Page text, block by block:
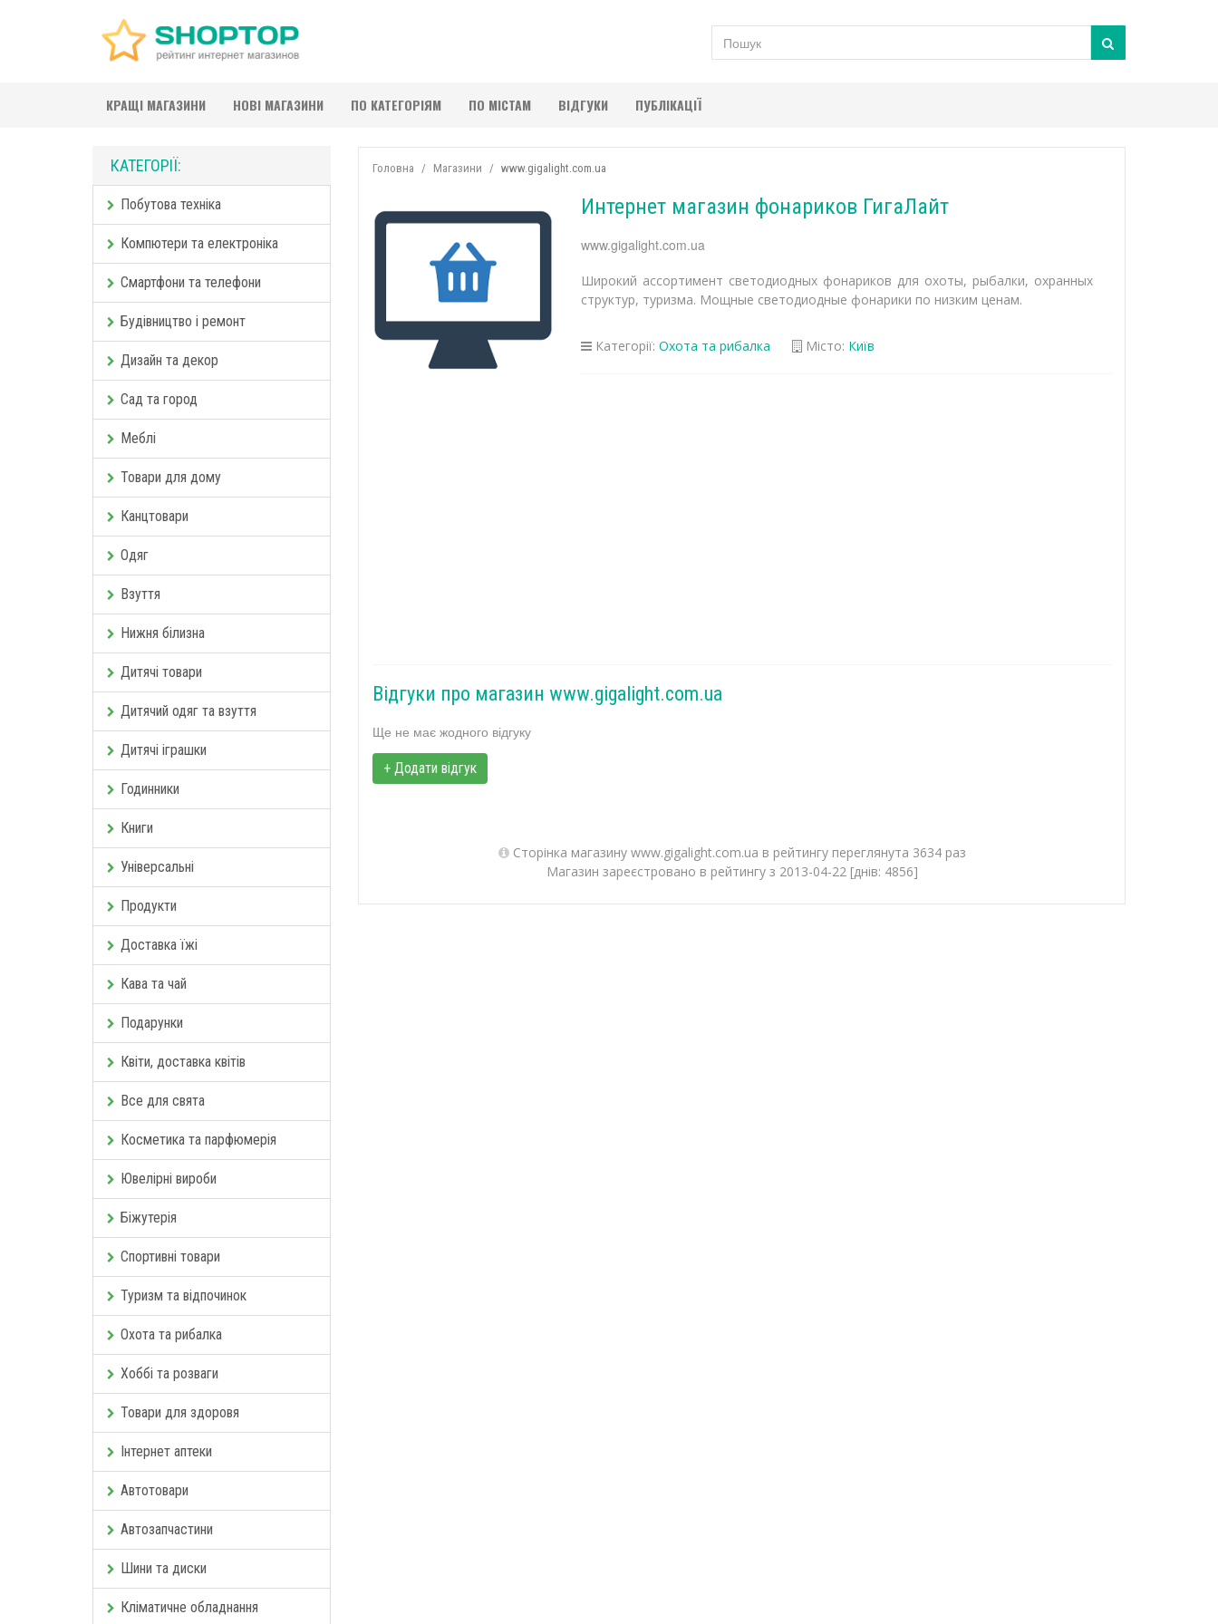
КРАЩІ МАГАЗИНИ НОВІ МАГАЗИНИ ПО КАТЕГОРІЯМ ПО МІСТАМ ВІДГУКИ ПУБЛІКАЦІЇ
КАТЕГОРІЇ:
Побутова техніка
Компютери та електроніка
Смартфони та телефони
Будівництво і ремонт
Дизайн та декор
Сад та город
Меблі
Товари для дому
Канцтовари
Одяг
Взуття
Нижня білизна
Дитячі товари
Дитячий одяг та взуття
Дитячі іграшки
Годинники
Книги
Універсальні
Продукти
Доставка їжі
Кава та чай
Подарунки
Квіти, доставка квітів
Все для свята
Косметика та парфюмерія
Ювелірні вироби
Біжутерія
Спортивні товари
Туризм та відпочинок
Охота та рибалка
Хоббі та розваги
Товари для здоровя
Інтернет аптеки
Автотовари
Автозапчастини
Шини та диски
Кліматичне обладнання
Головна Магазини www.gigalight.com.ua
Интернет магазин фонариков ГигаЛайт
www.gigalight.com.ua
Широкий ассортимент светодиодных фонариков для охоты, рыбалки, охранных
структур, туризма. Мощные светодиодные фонарики по низким ценам.
Категорії: Охота та рибалка Місто: Київ
Відгуки про магазин www.gigalight.com.ua
Ще не має жодного відгуку
+ Додати відгук
Сторінка магазину www.gigalight.com.ua в рейтингу переглянута 3634 раз
Магазин зареєстровано в рейтингу з 2013-04-22 [днів: 4856]